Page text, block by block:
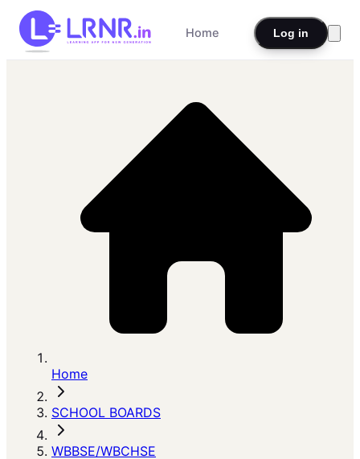
Home Log in
Home
SCHOOL BOARDS
WBBSE/WBCHSE